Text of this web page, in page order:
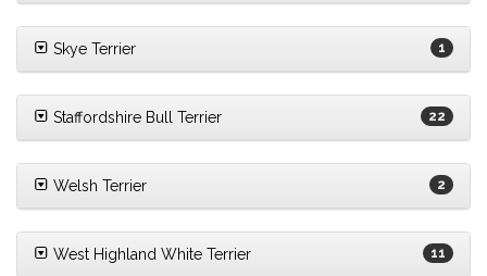
Skye Terrier 1
Staffordshire Bull Terrier 22
Welsh Terrier 2
West Highland White Terrier 11